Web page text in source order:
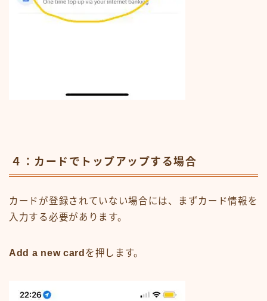
４：カードでトップアップする場合
カードが登録されていない場合には、まずカード情報を
入力する必要があります。
Add a new card を押します。